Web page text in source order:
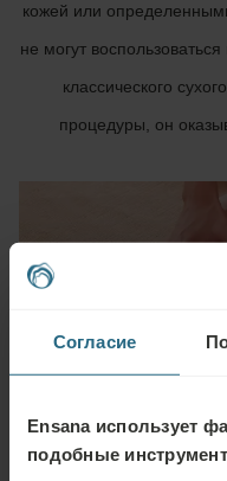
Согласие
Ensana использует
подобные
кожей или
не могут
классического
процедуры, он